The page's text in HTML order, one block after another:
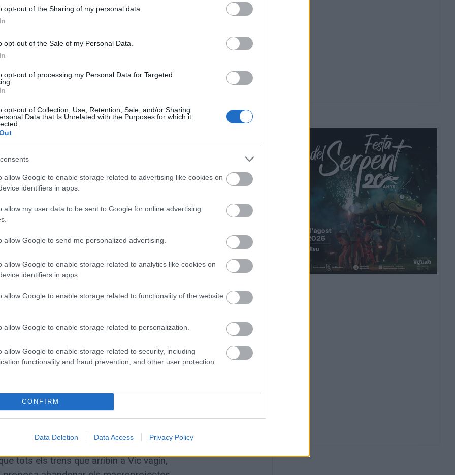
opt-out of the Sharing of my personal data.
opt-out of the Sale of my Personal Data.
opt-out of processing my Personal Data for Targeted
opt-out of Collection, Use, Retention, Sale, and/or Sharing
Data that Is Unrelated with the Purposes for which it
allow Google to enable storage related to advertising like cookies on
identifiers in apps.
allow my user data to be sent to Google for online advertising
allow Google to send me personalized advertising.
allow Google to enable storage related to analytics like cookies on
identifiers in apps.
allow Google to enable storage related to functionality of the website
allow Google to enable storage related to personalization.
allow Google to enable storage related to security, including
functionality and fraud prevention, and other user protection.
CONFIRM
Data Deletion Data Access Privacy Policy
culpa només a Madrid. El desgavell de
Durant l'última dècada, els governs de
estat incapaços d’anar més enllà de la
la boca de "traspassos integrals"
sense una estratègia real de
l'actual govern del PSC, la Generalitat
de Transports que com un govern
de "braços plegats" i de silenci
cop de gràcia per a un servei que ja
a petita escala, a l'Ajuntament de
les anteriors, el paper dels governs de
buida de contingut. S’ha venut molt
de la competència municipal,
a la realitat. No s'ha fet cap
dia a dia de qui depèn del tren. No hi
efectiva per millorar l'accessibilitat, els
comarcal contundent.
frega el surrealisme. En ple segle XXI,
qualsevol possibilitat d’augmentar
el tren no és una opció moderna;
de la línia, promès tantes vegades, és
es troba el país. Seguim atrapats en un
pedaços. El canvi de rumb que
preventiu i la seguretat com els pilars
estratègiques com el
i terminis concrets per a cada tram, i
tots els trens que arribin a Vic vagin,